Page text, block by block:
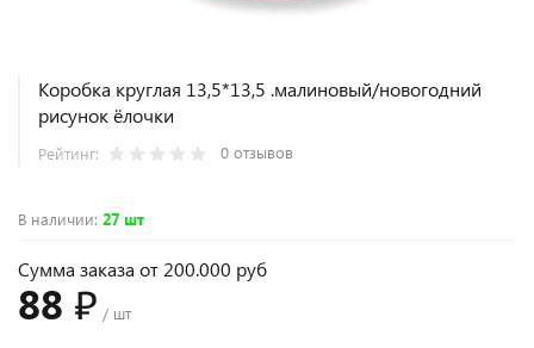
Коробка круглая 13,5*13,5 .малиновый/новогодний
рисунок ёлочки
Рейтинг: 0 отзывов
В наличии: 27 шт
Сумма заказа от 200.000 руб
88 ₽ / шт